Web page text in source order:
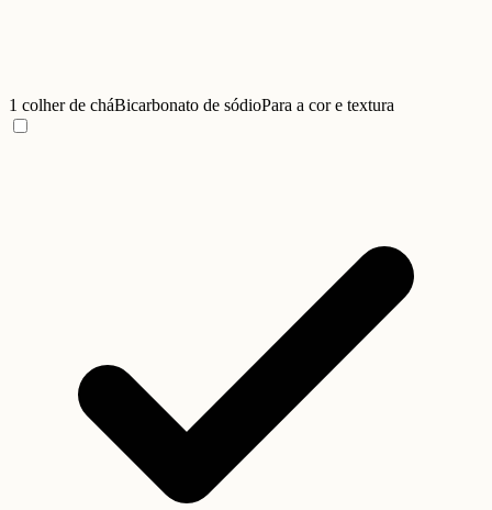
1 colher de cháBicarbonato de sódioPara a cor e textura